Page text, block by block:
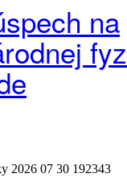
na